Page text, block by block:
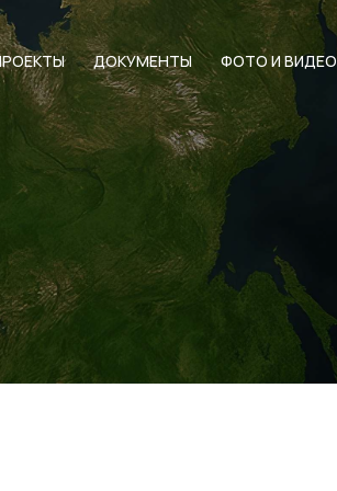
ДОКУМЕНТЫ ФОТО И ВИДЕО